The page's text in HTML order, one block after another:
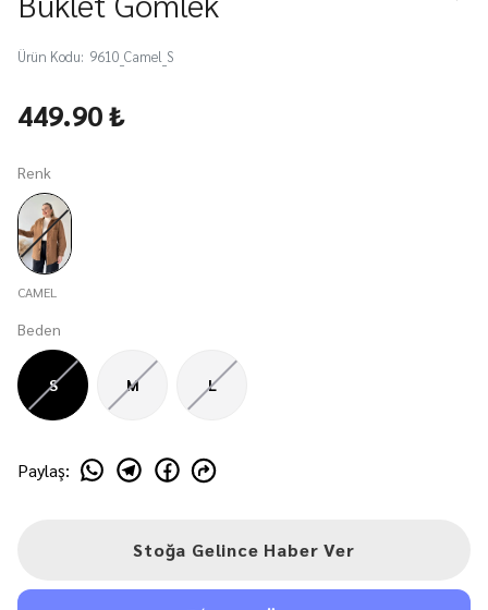
Ürün Kodu: 9610_Camel_S
449.90 ₺
Renk
CAMEL
Beden
S M L
Paylaş:
Stoğa Gelince Haber Ver